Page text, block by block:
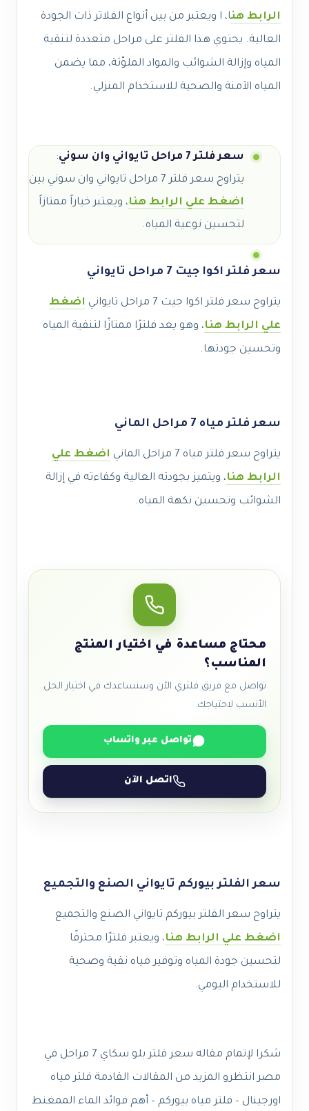
الرابط هنا، ا ويعتبر من بين أنواع الفلاتر ذات الجودة
العالية. يحتوي هذا الفلتر على مراحل متعددة لتنقية
المياه وإزالة الشوائب والمواد الملوّثة، مما يضمن
المياه الآمنة والصحية للاستخدام المنزلي.
سعر فلتر 7 مراحل تايواني وان سوني
:
يتراوح سعر فلتر 7 مراحل تايواني وان سوني بين
اضغط علي الرابط هنا، ويعتبر خياراً ممتازاً
لتحسين نوعية المياه.
سعر فلتر اكوا جيت 7 مراحل تايواني
يتراوح سعر فلتر اكوا جيت 7 مراحل تايواني
اضغط
علي الرابط هنا، وهو يعد فلترًا ممتازًا لتنقية المياه
وتحسين جودتها.
سعر فلتر مياه 7 مراحل الماني
يتراوح سعر فلتر مياه 7 مراحل الماني
اضغط علي
الرابط هنا، ويتميز بجودته العالية وكفاءته في إزالة
الشوائب وتحسين نكهة المياه.
محتاج مساعدة في اختيار المنتج
المناسب؟
تواصل مع فريق فلتري الآن وسنساعدك في اختيار الحل
الأنسب لاحتياجك.
تواصل عبر واتساب
اتصل الآن
سعر الفلتر بيوركم تايواني الصنع والتجميع
يتراوح سعر الفلتر بيوركم تايواني الصنع والتجميع
اضغط علي الرابط هنا، ويعتبر فلترًا محترفًا
لتحسين جودة المياه وتوفير مياه نقية وصحية
للاستخدام اليومي.
شكرا لإتمام مقاله سعر فلتر بلو سكاي 7 مراحل في
مصر انتظرو المزيد من المقالات القادمة فلتر مياه
اورجينال – فلتر مياه بيوركم – أهم فوائد الماء الممغنط